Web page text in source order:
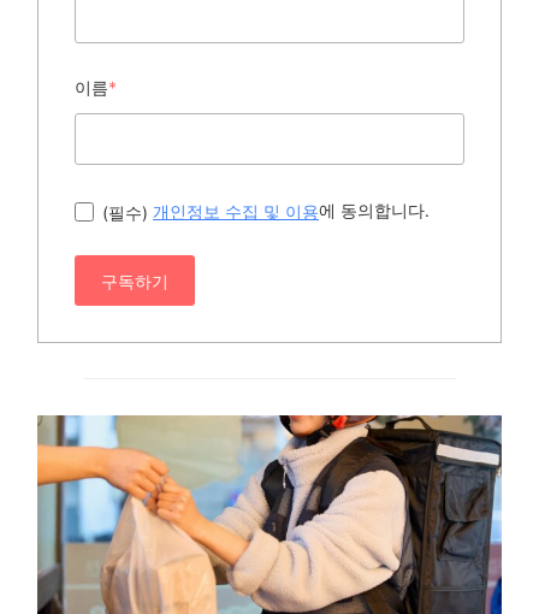
이름*
(필수) 개인정보 수집 및 이용에 동의합니다.
구독하기